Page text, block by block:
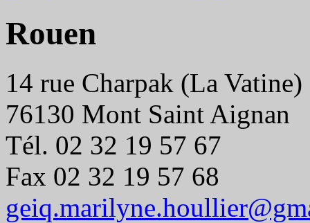
Rouen
14 rue Charpak (La Vatine)
76130 Mont Saint Aignan
Tél. 02 32 19 57 67
Fax 02 32 19 57 68